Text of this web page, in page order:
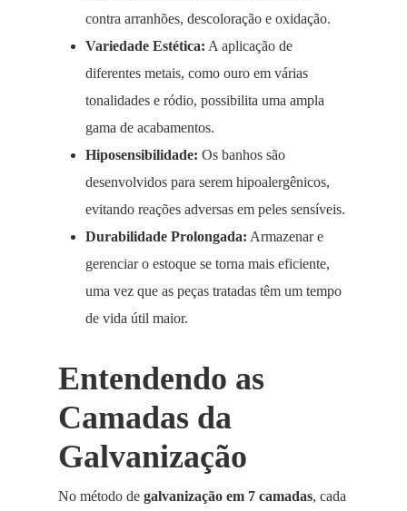
contra arranhões, descoloração e oxidação.
Variedade Estética: A aplicação de
diferentes metais, como ouro em várias
tonalidades e ródio, possibilita uma ampla
gama de acabamentos.
Hiposensibilidade: Os banhos são
desenvolvidos para serem hipoalergênicos,
evitando reações adversas em peles sensíveis.
Durabilidade Prolongada: Armazenar e
gerenciar o estoque se torna mais eficiente,
uma vez que as peças tratadas têm um tempo
de vida útil maior.
Entendendo as
Camadas da
Galvanização
No método de galvanização em 7 camadas, cada